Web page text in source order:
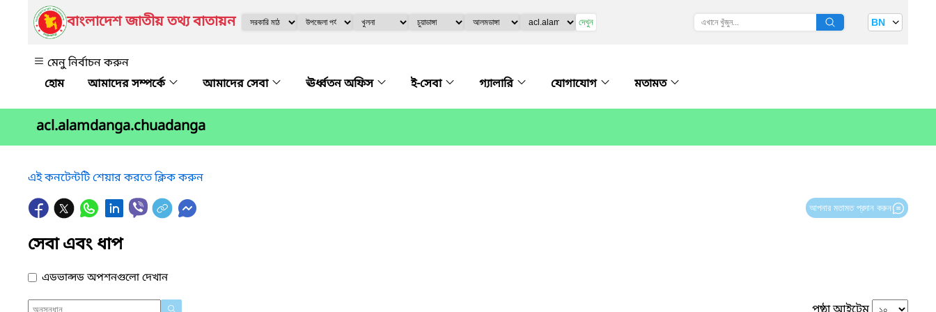
বাংলাদেশ জাতীয় তথ্য বাতায়ন দেখুন BN
মেনু নির্বাচন করুন
আমাদের সম্পর্কে
আমাদের সেবা ঊর্ধ্বতন অফিস ই-সেবা গ্যালারি যোগাযোগ মতামত
acl.alamdanga.chuadanga
এই কনটেন্টটি শেয়ার করতে ক্লিক করুন
আপনার মতামত প্রদান করুন
সেবা এবং ধাপ
এডভান্সড অপশনগুলো দেখান